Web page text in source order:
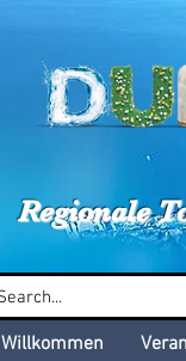
Regionale
Willkommen